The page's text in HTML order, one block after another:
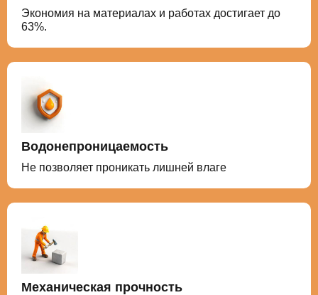
Экономия на материалах и работах достигает до
63%.
Водонепроницаемость
Не позволяет проникать лишней влаге
Механическая прочность